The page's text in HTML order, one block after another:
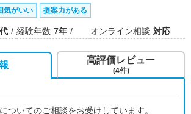
気がいい 提案力がある
経験年数 7年 オンライン相談 対応
ついてのご相談をお受けしています。
高評価レビュー
(4件)